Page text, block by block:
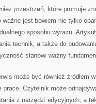
przestrzeń, które promuje
ważne jest bowiem nie tylko
sposobu wyrazu.
technik, a także do
stanowi ważny
może być również źródłem
prace. Czytelnik może
z narzędzi edycyjnych, a